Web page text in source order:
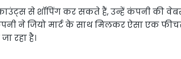
से शॉपिंग कर सकते हैं, उन्हें कंपनी की
ने जियो मार्ट के साथ मिलकर ऐसा एक फीचर
रहा है।